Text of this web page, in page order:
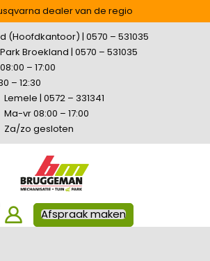
dealer van de regio
(Hoofdkantoor) | 0570 – 531035
Broekland | 0570 – 531035
– 17:00
– 12:30
Lemele | 0572 – 331341
Ma-vr 08:00 – 17:00
Za/zo gesloten
Afspraak maken